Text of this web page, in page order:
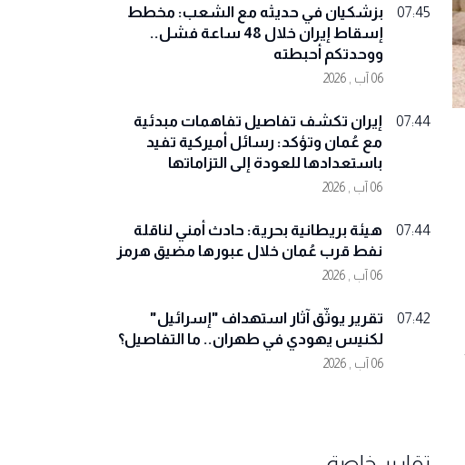
07:45
بزشكيان في حديثه مع الشعب: مخطط
إسقاط إيران خلال 48 ساعة فشل..
ووحدتكم أحبطته
06 آب , 2026
07:44
إيران تكشف تفاصيل تفاهمات مبدئية
مع عُمان وتؤكد: رسائل أميركية تفيد
باستعدادها للعودة إلى التزاماتها
06 آب , 2026
07:44
هيئة بريطانية بحرية: حادث أمني لناقلة
نفط قرب عُمان خلال عبورها مضيق هرمز
06 آب , 2026
07:42
تقرير يوثّق آثار استهداف "إسرائيل"
لكنيس يهودي في طهران.. ما التفاصيل؟
06 آب , 2026